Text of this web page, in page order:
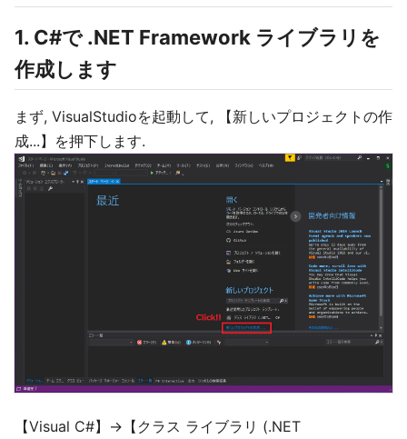
1. C#で .NET Framework ライブラリを
作成します
まず, VisualStudioを起動して, 【新しいプロジェクトの作
成...】を押下します.
【Visual C#】→【クラス ライブラリ (.NET